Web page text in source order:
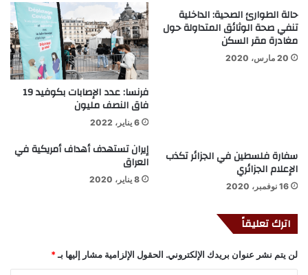
حالة الطوارئ الصحية: الداخلية
تنفي صحة الوثائق المتداولة حول
مغادرة مقر السكن
20 مارس، 2020
فرنسا: عدد الإصابات بكوفيد 19
فاق النصف مليون
6 يناير، 2022
سفارة فلسطين في الجزائر تكذب
الإعلام الجزائري
16 نوفمبر، 2020
إيران تستهدف أهداف أمريكية في
العراق
8 يناير، 2020
اترك تعليقاً
لن يتم نشر عنوان بريدك الإلكتروني. الحقول الإلزامية مشار إليها بـ*